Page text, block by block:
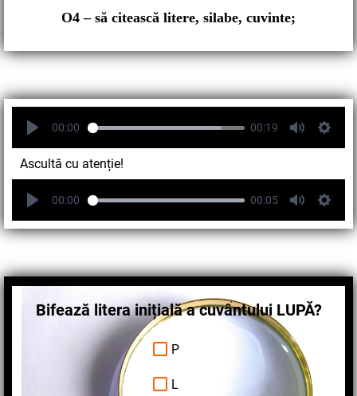
O4– să citească litere, silabe, cuvinte;
00:00 00:19
Ascultă cu atenție!
00:00 00:05
Bifează litera inițială a cuvântului LUPĂ?
P
L